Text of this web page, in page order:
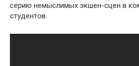
серию немыслимых экшен-сцен в
студентов.